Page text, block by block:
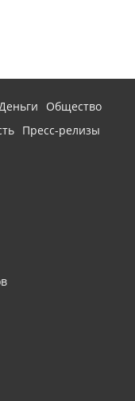
Деньги
Общество
Пресс-релизы